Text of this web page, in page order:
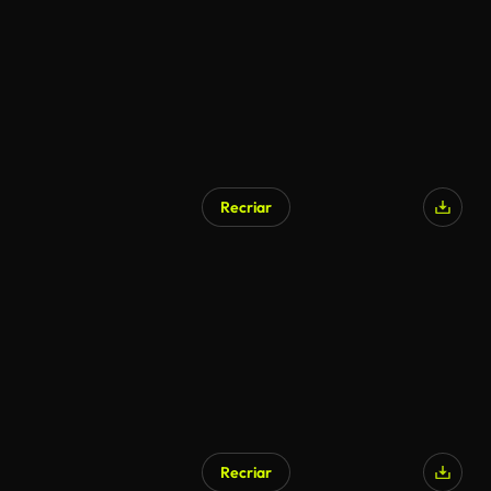
Recriar
Recriar